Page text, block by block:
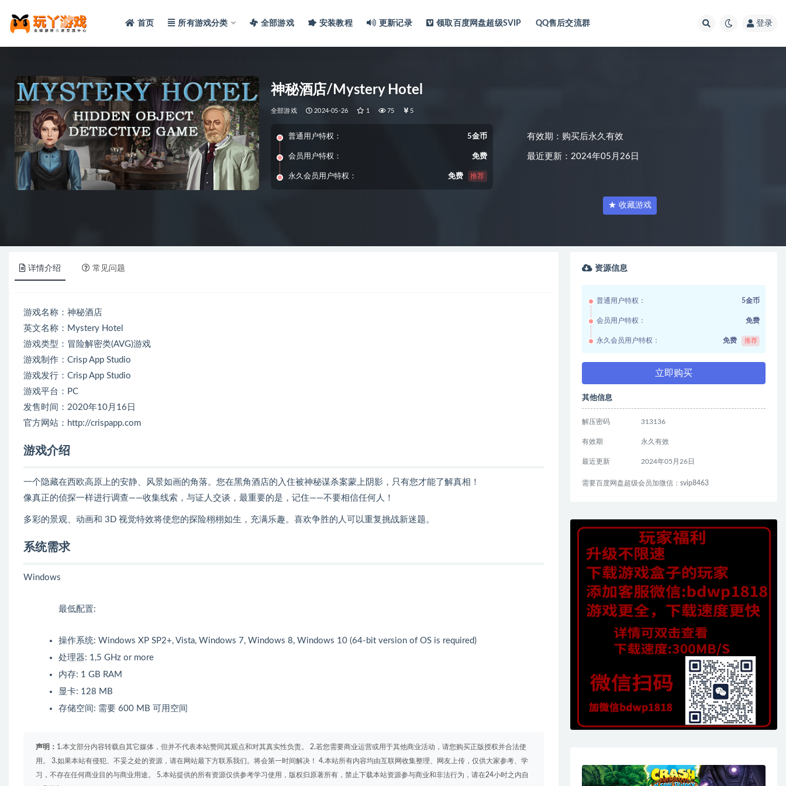
首页 所有游戏分类 全部游戏 安装教程 更新记录 领取百度网盘超级SVIP QQ售后交流群 登录
神秘酒店/Mystery Hotel
全部游戏 2024-05-26 1 75 5
普通用户特权： 5金币
会员用户特权： 免费
永久会员用户特权： 免费 推荐
有效期：购买后永久有效
最近更新：2024年05月26日
★ 收藏游戏
详情介绍 常见问题
游戏名称：神秘酒店
英文名称：Mystery Hotel
游戏类型：冒险解密类(AVG)游戏
游戏制作：Crisp App Studio
游戏发行：Crisp App Studio
游戏平台：PC
发售时间：2020年10月16日
官方网站：http://crispapp.com
游戏介绍
一个隐藏在西欧高原上的安静、风景如画的角落。您在黑角酒店的入住被神秘谋杀案蒙上阴影，只有您才能了解真相！
像真正的侦探一样进行调查——收集线索，与证人交谈，最重要的是，记住——不要相信任何人！
多彩的景观、动画和 3D 视觉特效将使您的探险栩栩如生，充满乐趣。喜欢争胜的人可以重复挑战新迷题。
系统需求
Windows
最低配置:
操作系统: Windows XP SP2+, Vista, Windows 7, Windows 8, Windows 10 (64-bit version of OS is required)
处理器: 1,5 GHz or more
内存: 1 GB RAM
显卡: 128 MB
存储空间: 需要 600 MB 可用空间
声明： 1.本文部分内容转载自其它媒体，但并不代表本站赞同其观点和对其真实性负责。 2.若您需要商业运营或用于其他商业活动，请您购买正版授权并合法使
用。 3.如果本站有侵犯、不妥之处的资源，请在网站最下方联系我们。将会第一时间解决！ 4.本站所有内容均由互联网收集整理、网友上传，仅供大家参考、学
习，不存在任何商业目的与商业用途。 5.本站提供的所有资源仅供参考学习使用，版权归原著所有，禁止下载本站资源参与商业和非法行为，请在24小时之内自
资源信息
普通用户特权： 5金币
会员用户特权： 免费
永久会员用户特权： 免费 推荐
立即购买
其他信息
解压密码 313136
有效期 永久有效
最近更新 2024年05月26日
需要百度网盘超级会员加微信：svip8463